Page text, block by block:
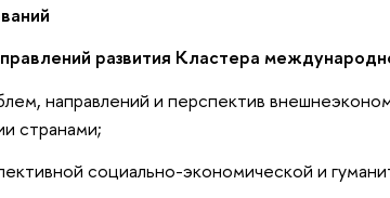
развития Кластера
направлений и перспектив
странами;
социально-экономической и